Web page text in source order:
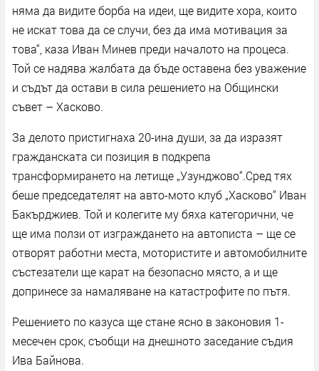
няма да видите борба на идеи, ще видите хора, които
не искат това да се случи, без да има мотивация за
това“, каза Иван Минев преди началото на процеса.
Той се надява жалбата да бъде оставена без уважение
и съдът да остави в сила решението на Общински
съвет – Хасково.
За делото пристигнаха 20-ина души, за да изразят
гражданската си позиция в подкрепа
трансформирането на летище „Узунджово“.Сред тях
беше председателят на авто-мото клуб „Хасково“ Иван
Бакърджиев. Той и колегите му бяха категорични, че
ще има ползи от изграждането на автописта – ще се
отворят работни места, мотористите и автомобилните
състезатели ще карат на безопасно място, а и ще
допринесе за намаляване на катастрофите по пътя.
Решението по казуса ще стане ясно в законовия 1-
месечен срок, съобщи на днешното заседание съдия
Ива Байнова.